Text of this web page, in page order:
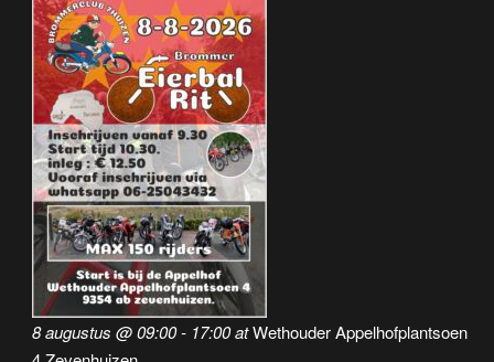
8 augustus @ 09:00- 17:00atWethouder Appelhofplantsoen